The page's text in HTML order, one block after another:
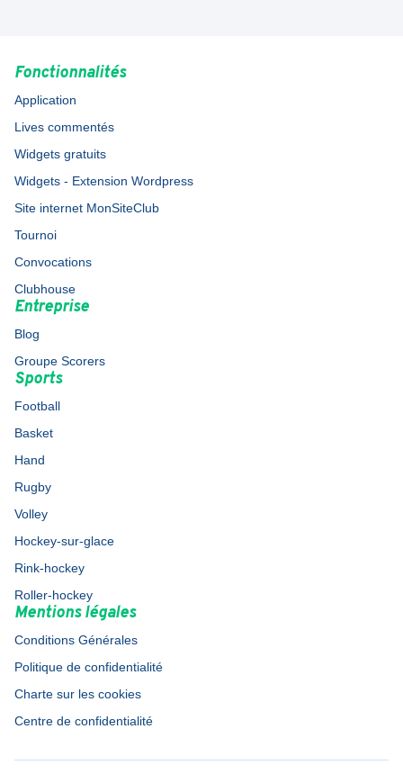
Fonctionnalités
Application
Lives commentés
Widgets gratuits
Widgets - Extension Wordpress
Site internet MonSiteClub
Tournoi
Convocations
Clubhouse
Entreprise
Blog
Groupe Scorers
Sports
Football
Basket
Hand
Rugby
Volley
Hockey-sur-glace
Rink-hockey
Roller-hockey
Mentions légales
Conditions Générales
Politique de confidentialité
Charte sur les cookies
Centre de confidentialité